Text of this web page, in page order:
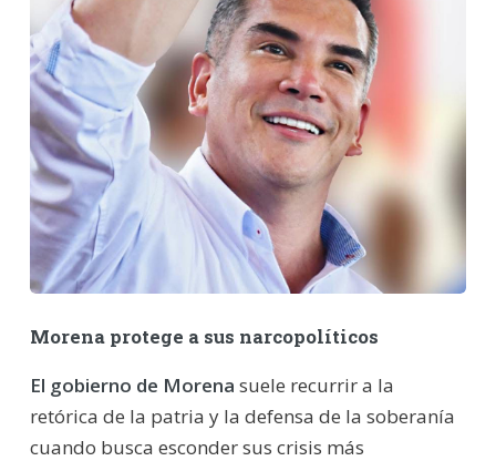
Morena protege a sus narcopolíticos
El gobierno de Morena suele recurrir a la
retórica de la patria y la defensa de la soberanía
cuando busca esconder sus crisis más